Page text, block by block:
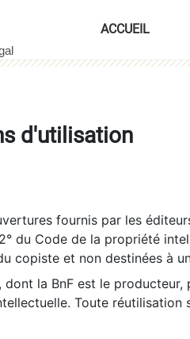
ACCUEIL
d'utilisation
fournis par les
du Code de la propriété
copiste et non destinées à
la BnF est le producteur,
Toute réutilisation